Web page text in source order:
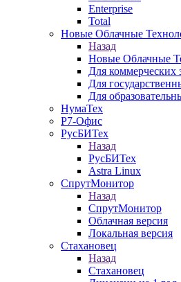
Enterprise
Total
Новые Облачные
Назад
Новые Облачные
Для коммерческих
Для
Для
НумаТех
Р7-Офис
РусБИТех
Назад
РусБИТех
Astra Linux
СпрутМонитор
Назад
СпрутМонитор
Облачная версия
Локальная версия
Стахановец
Назад
Стахановец